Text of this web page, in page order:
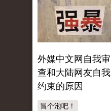
外媒中文网自我审
查和大陆网友自我
约束的原因
冒个泡吧！